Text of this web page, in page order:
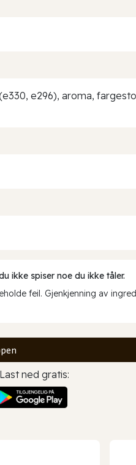
e296), aroma,
ikke spiser noe du ikke tåler.
feil. Gjenkjenning av
ned gratis: